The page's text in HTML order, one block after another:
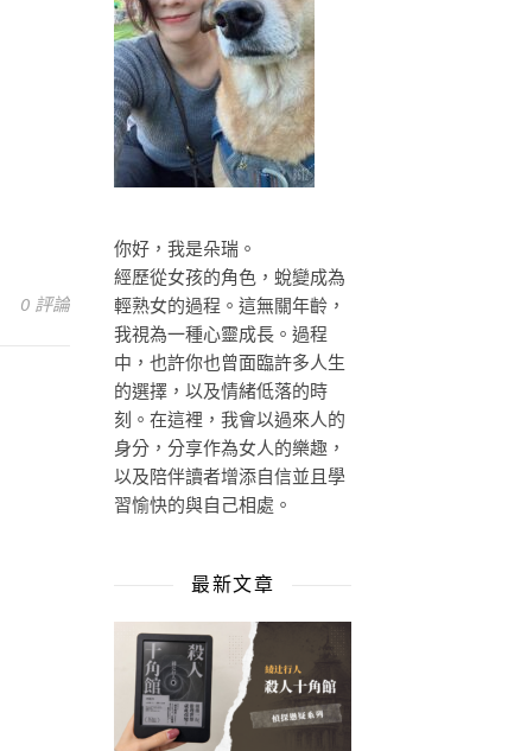
0 評論
你好，我是朵瑞。
經歷從女孩的角色，蛻變成為
輕熟女的過程。這無關年齡，
我視為一種心靈成長。過程
中，也許你也曾面臨許多人生
的選擇，以及情緒低落的時
刻。在這裡，我會以過來人的
身分，分享作為女人的樂趣，
以及陪伴讀者增添自信並且學
習愉快的與自己相處。
最新文章